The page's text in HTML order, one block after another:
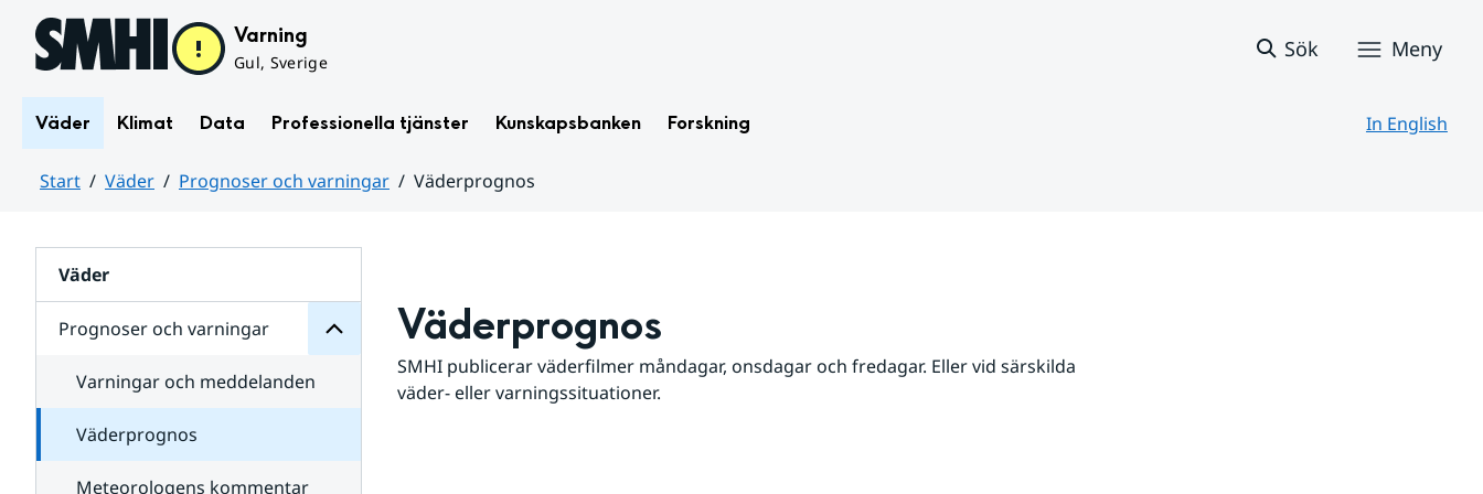
Hoppa till sidans innehåll Varning
Gul, Sverige
Sök Meny
Väder Klimat Data Professionella tjänster Kunskapsbanken Forskning In English
Start Väder Prognoser och varningar
Väderprognos
Väder
Prognoser och varningar
för
varningar
Varningar och meddelanden
Väderprognos
Meteorologens kommentar
Väderprognos
SMHI publicerar väderfilmer måndagar, onsdagar och fredagar. Eller vid särskilda
väder- eller varningssituationer.